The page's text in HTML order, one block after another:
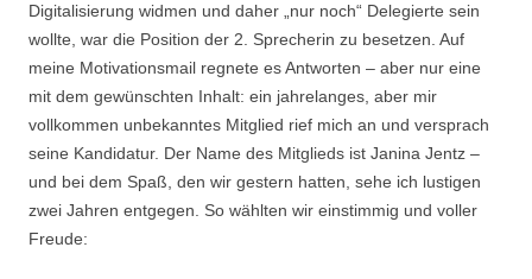
Digitalisierung widmen und daher „nur noch“ Delegierte sein
wollte, war die Position der 2. Sprecherin zu besetzen. Auf
meine Motivationsmail regnete es Antworten – aber nur eine
mit dem gewünschten Inhalt: ein jahrelanges, aber mir
vollkommen unbekanntes Mitglied rief mich an und versprach
seine Kandidatur. Der Name des Mitglieds ist Janina Jentz –
und bei dem Spaß, den wir gestern hatten, sehe ich lustigen
zwei Jahren entgegen. So wählten wir einstimmig und voller
Freude: